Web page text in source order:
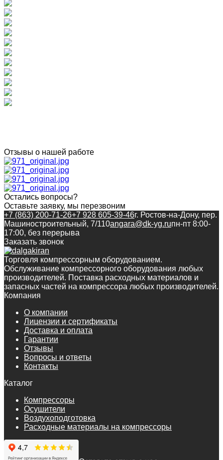
Отзывы о нашей работе
Остались вопросы?
Оставьте заявку, мы перезвоним
+7 (863) 200-71-26+7 928 605-39-46г. Ростов-на-Дону, пер.
Машиностроительный, 7/110angara@dk-yg.ruпн-пт 8:00-
17:00, без перерыва
Заказать звонок
Торговля компрессорным оборудованием.
Обслуживание компрессорного оборудования любых
производителей. Поставка расходных материалов и
запасных частей на компрессора любых производителей.
Компания
О компании
Лицензии и сертификаты
Доставка и оплата
Гарантии
Отзывы
Вопросы и ответы
Контакты
Каталог
Компрессоры
Осушители
Воздухоподготовка
Расходные материалы на компрессоры